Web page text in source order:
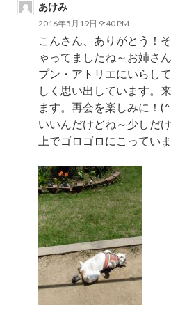
あけみ
2016年5月19日 9:40 PM
こんさん、ありがとう！
ゃってましたね～お姉さ
プン・アトリエにいらし
しく思い出しています。
ます。再会を楽しみに
いいんだけどね～少しだ
上でゴロゴロにこっていま